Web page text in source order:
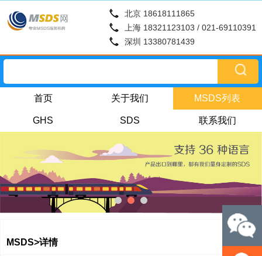
北京 18618111865
上海 18321123103 / 021-69110391
深圳 13380781439
首页 关于我们 MSDS列表
GHS SDS 联系我们
MSDS>详情